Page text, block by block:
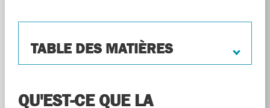
TABLE DES MATIÈRES
QU'EST-CE QUE LA